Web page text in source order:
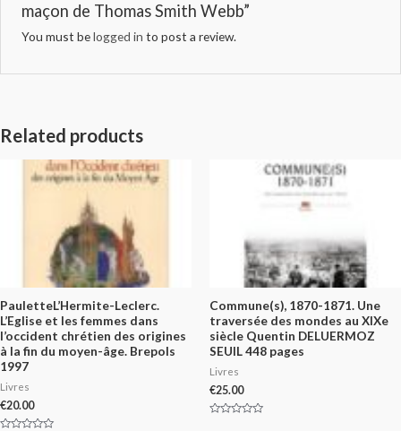
maçon de Thomas Smith Webb”
You must belogged in to post a review.
Related products
PauletteL’Hermite-Leclerc.
L’Eglise et les femmes dans
l’occident chrétien des origines
à la fin du moyen-âge. Brepols
1997
Livres
€20.00
Commune(s), 1870-1871. Une
traversée des mondes au XIXe
siècle Quentin DELUERMOZ
SEUIL 448 pages
Livres
€25.00